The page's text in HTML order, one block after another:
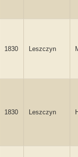
1830 Leszczyn
1830 Leszczyn